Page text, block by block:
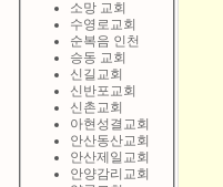
소망 교회
수영로교회
순복음 인천
승동 교회
신길교회
신반포교회
신촌교회
아현성결교회
안산동산교회
안산제일교회
안양감리교회